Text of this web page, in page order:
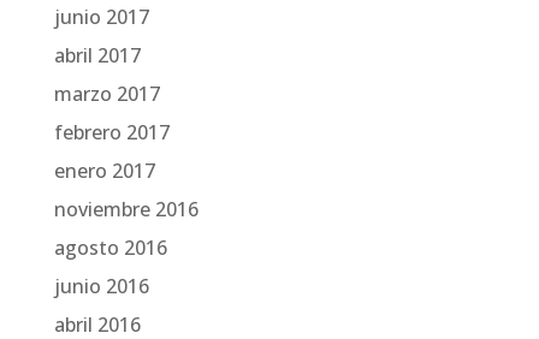
junio 2017
abril 2017
marzo 2017
febrero 2017
enero 2017
noviembre 2016
agosto 2016
junio 2016
abril 2016